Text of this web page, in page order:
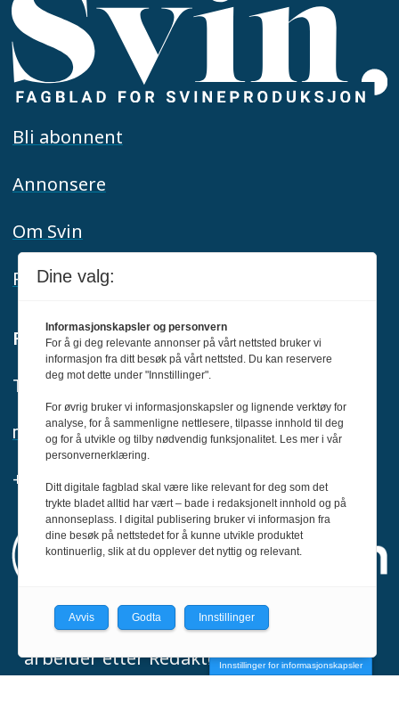
Bli abonnent
Annonsere
Om Svin
Personvern
Redaktør:
Tom-Erik Holmlund
redaksjon@svin.no
+47 916 68 668
Svin er medlem av Fagpressen og
arbeider etter Redaktørplakaten og Vær
Innstillinger for informasjonskapsler
Dine valg:
Informasjonskapsler og personvern
For å gi deg relevante annonser på vårt nettsted bruker vi
informasjon fra ditt besøk på vårt nettsted. Du kan reservere
deg mot dette under "Innstillinger".
For øvrig bruker vi informasjonskapsler og lignende verktøy for
analyse, for å sammenligne nettlesere, tilpasse innhold til deg
og for å utvikle og tilby nødvendig funksjonalitet. Les mer i vår
personvernerklæring.
Ditt digitale fagblad skal være like relevant for deg som det
trykte bladet alltid har vært – bade i redaksjonelt innhold og på
annonseplass. I digital publisering bruker vi informasjon fra
dine besøk på nettstedet for å kunne utvikle produktet
kontinuerlig, slik at du opplever det nyttig og relevant.
Avvis Godta Innstillinger